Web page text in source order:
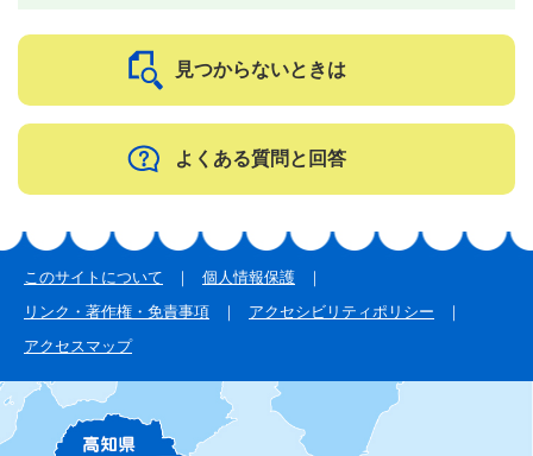
見つからないときは
よくある質問と回答
このサイトについて
個人情報保護
リンク・著作権・免責事項
アクセシビリティポリシー
アクセスマップ